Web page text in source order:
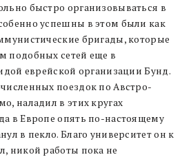
быстро организовываться в
успешны в этом были как
бригады, которые
подобных сетей еще в
еврейской организации Бунд.
поездок по Австро-
наладил в этих кругах
в Европе опять по-настоящему
в пекло. Благо университет он к
никой работы пока не